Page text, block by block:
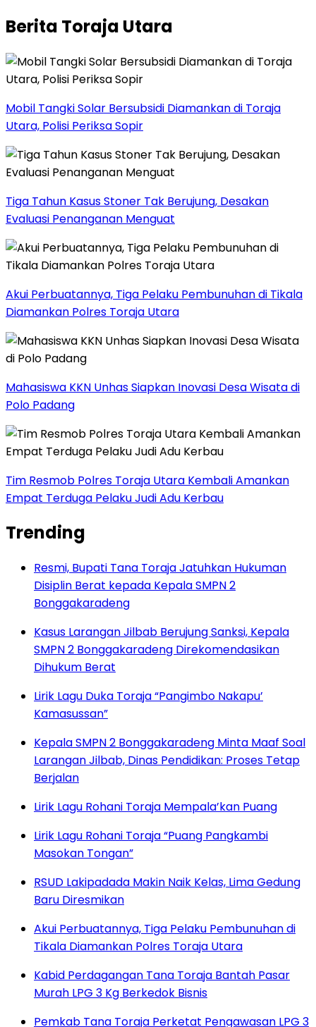
Berita Toraja Utara
Mobil Tangki Solar Bersubsidi Diamankan di Toraja
Utara, Polisi Periksa Sopir
Tiga Tahun Kasus Stoner Tak Berujung, Desakan
Evaluasi Penanganan Menguat
Akui Perbuatannya, Tiga Pelaku Pembunuhan di Tikala
Diamankan Polres Toraja Utara
Mahasiswa KKN Unhas Siapkan Inovasi Desa Wisata di
Polo Padang
Tim Resmob Polres Toraja Utara Kembali Amankan
Empat Terduga Pelaku Judi Adu Kerbau
Trending
Resmi, Bupati Tana Toraja Jatuhkan Hukuman
Disiplin Berat kepada Kepala SMPN 2
Bonggakaradeng
Kasus Larangan Jilbab Berujung Sanksi, Kepala
SMPN 2 Bonggakaradeng Direkomendasikan
Dihukum Berat
Lirik Lagu Duka Toraja “Pangimbo Nakapu’
Kamasussan”
Kepala SMPN 2 Bonggakaradeng Minta Maaf Soal
Larangan Jilbab, Dinas Pendidikan: Proses Tetap
Berjalan
Lirik Lagu Rohani Toraja Mempala’kan Puang
Lirik Lagu Rohani Toraja “Puang Pangkambi
Masokan Tongan”
RSUD Lakipadada Makin Naik Kelas, Lima Gedung
Baru Diresmikan
Akui Perbuatannya, Tiga Pelaku Pembunuhan di
Tikala Diamankan Polres Toraja Utara
Kabid Perdagangan Tana Toraja Bantah Pasar
Murah LPG 3 Kg Berkedok Bisnis
Pemkab Tana Toraja Perketat Pengawasan LPG 3